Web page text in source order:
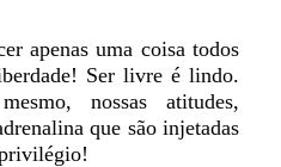
apenas uma coisa todos
Ser livre é lindo.
nossas atitudes,
que são injetadas